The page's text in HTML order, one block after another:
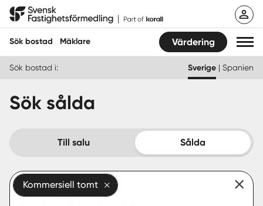
Hoppa
Svensk Fastighetsförmedling
Sök bostad Mäklare Värdering
Hitta mäklare
Köpa
Guider
Sök bostad i: Sverige | Spanien
Sök sålda
Till salu Sålda
Kommersiell tomt